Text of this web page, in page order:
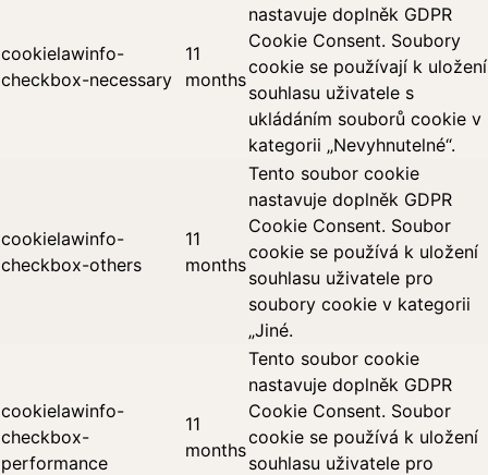
cookielawinfo-
checkbox-necessary
11
months
nastavuje doplněk GDPR
Cookie Consent. Soubory
cookie se používají k uložení
souhlasu uživatele s
ukládáním souborů cookie v
kategorii „Nevyhnutelné“.
cookielawinfo-
checkbox-others
11
months
Tento soubor cookie
nastavuje doplněk GDPR
Cookie Consent. Soubor
cookie se používá k uložení
souhlasu uživatele pro
soubory cookie v kategorii
„Jiné.
cookielawinfo-
checkbox-
performance
11
months
Tento soubor cookie
nastavuje doplněk GDPR
Cookie Consent. Soubor
cookie se používá k uložení
souhlasu uživatele pro